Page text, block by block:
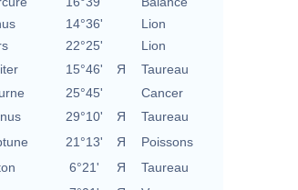
14°36'
Lion
22°25'
Lion
15°46' Я
Taureau
25°45'
Cancer
29°10' Я
Taureau
21°13' Я
Poissons
6°21' Я
Taureau